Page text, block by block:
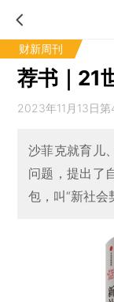
财新周刊
荐书｜21
2023年11月13日
沙菲克就育儿
问题，提出了
包，叫“新社会